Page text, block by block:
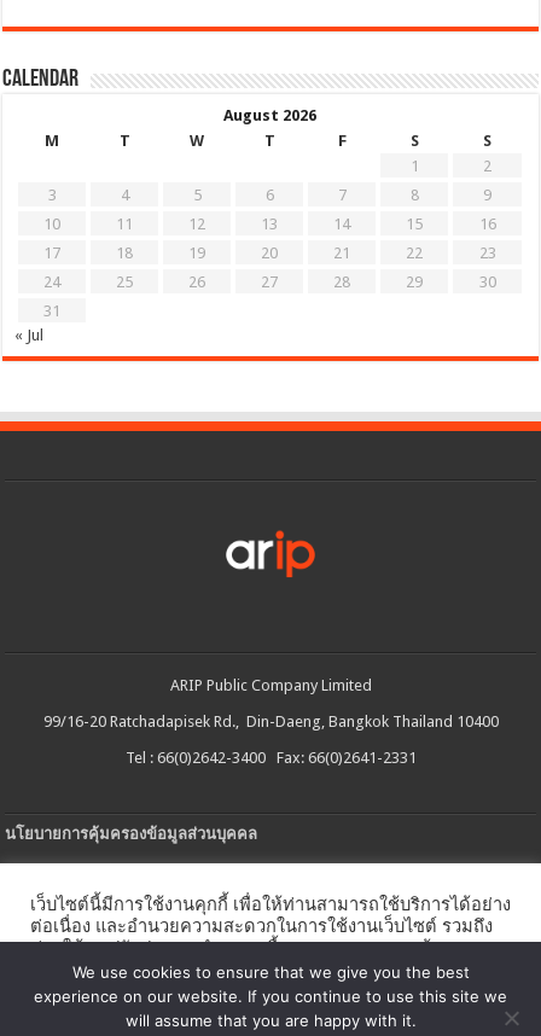
Calendar
August 2026
M
T W T F S
S
1
2
3
4 5 6 7 8
9
10
11 12 13 14 15
16
17
18 19 20 21 22
23
24
25 26 27 28 29
30
31
« Jul
ARIP Public Company Limited
99/16-20 Ratchadapisek Rd., Din-Daeng, Bangkok Thailand 10400
Tel : 66(0)2642-3400 Fax: 66(0)2641-2331
นโยบายการคุ้มครองข้อมูลส่วนบุคคล
นโยบายการใช้คกกี้
นโยบายความปลอดภัยของข้อมูลสารสนเทศ
เว็บไซต์นี้มีการใช้งานคุกกี้ เพื่อให้ท่านสามารถใช้บริการได้อย่าง
ต่อเนื่อง และอำนวยความสะดวกในการใช้งานเว็บไซต์ รวมถึง
ช่วยให้เราปรับปรุงการนำเสนอเนื้อหาตรงตามความต้องการ
ของท่าน โดยสามารถศึกษารายละเอียดเพิ่มเติมได้ใน นโยบาย
คุกกี้
We use cookies to ensure that we give you the best
experience on our website. If you continue to use this site we
will assume that you are happy with it.